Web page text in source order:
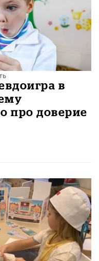
в
про доверие